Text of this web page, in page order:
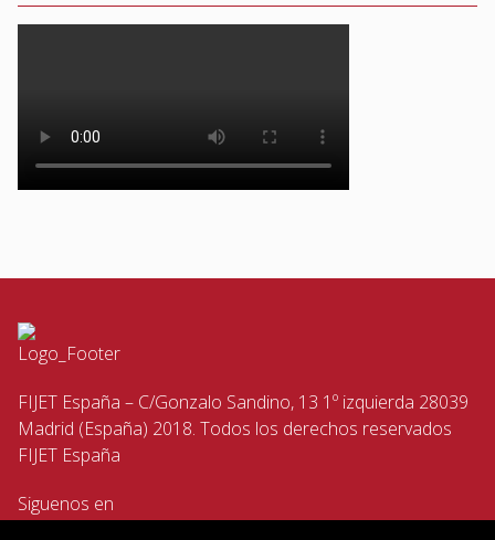
FIJET España – C/Gonzalo Sandino, 13 1º izquierda 28039
Madrid (España) 2018. Todos los derechos reservados
FIJET España
Siguenos en